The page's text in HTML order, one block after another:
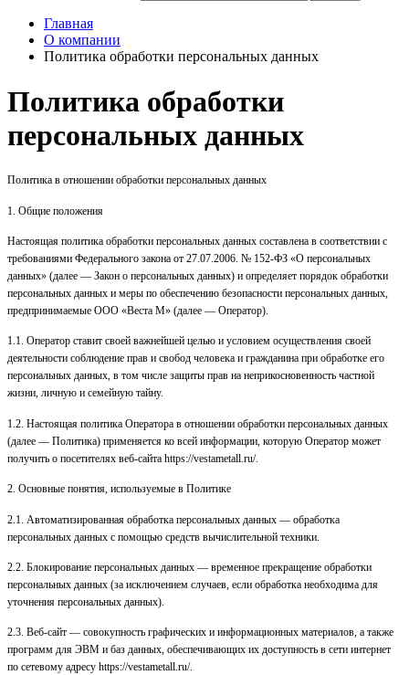
Главная
О компании
Политика обработки персональных данных
Политика обработки
персональных данных
Политика в отношении обработки персональных данных
1. Общие положения
Настоящая политика обработки персональных данных составлена в соответствии с
требованиями Федерального закона от 27.07.2006. № 152-ФЗ «О персональных
данных» (далее — Закон о персональных данных) и определяет порядок обработки
персональных данных и меры по обеспечению безопасности персональных данных,
предпринимаемые ООО «Веста М» (далее — Оператор).
1.1. Оператор ставит своей важнейшей целью и условием осуществления своей
деятельности соблюдение прав и свобод человека и гражданина при обработке его
персональных данных, в том числе защиты прав на неприкосновенность частной
жизни, личную и семейную тайну.
1.2. Настоящая политика Оператора в отношении обработки персональных данных
(далее — Политика) применяется ко всей информации, которую Оператор может
получить о посетителях веб-сайта https://vestametall.ru/.
2. Основные понятия, используемые в Политике
2.1. Автоматизированная обработка персональных данных — обработка
персональных данных с помощью средств вычислительной техники.
2.2. Блокирование персональных данных — временное прекращение обработки
персональных данных (за исключением случаев, если обработка необходима для
уточнения персональных данных).
2.3. Веб-сайт — совокупность графических и информационных материалов, а также
программ для ЭВМ и баз данных, обеспечивающих их доступность в сети интернет
по сетевому адресу https://vestametall.ru/.